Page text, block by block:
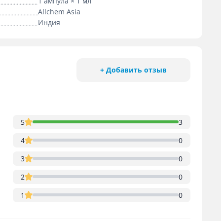
Allchem Asia
Индия
+ Добавить отзыв
5
3
4
0
3
0
2
0
1
0